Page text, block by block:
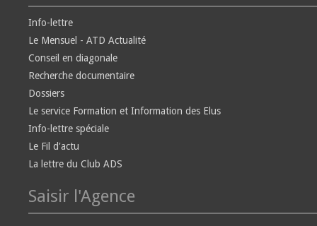
Info-lettre
Le Mensuel - ATD Actualité
Conseil en diagonale
Recherche documentaire
Dossiers
Le service Formation et Information des Elus
Info-lettre spéciale
Le Fil d'actu
La lettre du Club ADS
Saisir l'Agence